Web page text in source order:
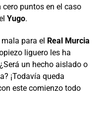
puntos en el caso
Yugo.
para el Real Murcia
liguero les ha
un hecho aislado o
¡Todavía queda
este comienzo todo